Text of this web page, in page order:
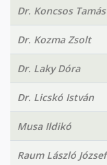
Dr. Koncsos Tamás
Dr. Kozma Zsolt
Dr. Laky Dóra
Dr. Licskó István
Musa Ildikó
Raum László József